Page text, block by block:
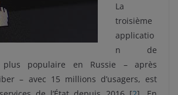
La
troisième
applicatio
n de
plus populaire en Russie – après
– avec 15 millions d’usagers, est